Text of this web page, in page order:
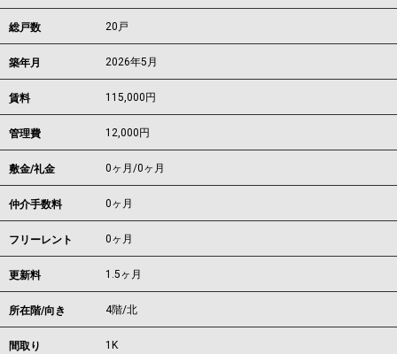
総戸数 20戸
築年月 2026年5月
賃料 115,000 円
管理費 12,000円
敷金/礼金 0ヶ月/0ヶ月
仲介手数料 0ヶ月
フリーレント 0ヶ月
更新料 1.5ヶ月
所在階/向き 4階/北
間取り 1K